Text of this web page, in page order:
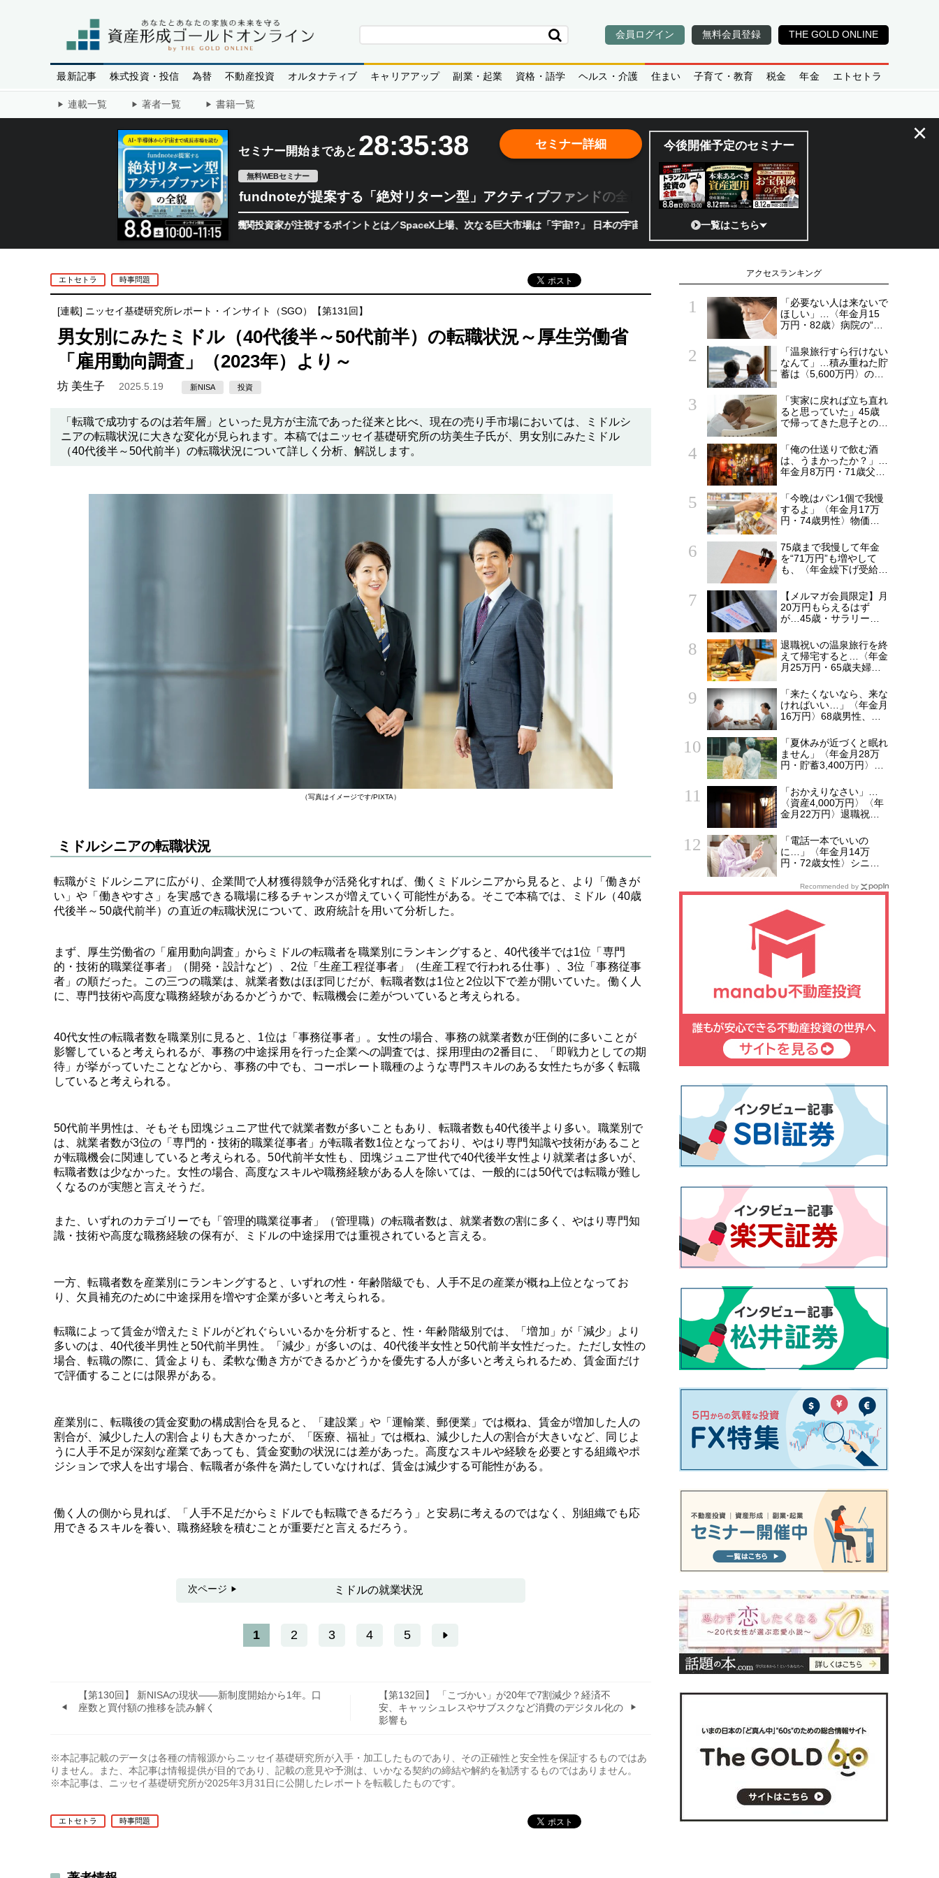
会員ログイン 無料会員登録 THE GOLD ONLINE
最新記事 株式投資・投信 為替 不動産投資 オルタナティブ キャリアアップ 副業・起業 資格・語学 ヘルス・介護 住まい 子育て・教育 税金 年金 エトセトラ
連載一覧 著者一覧 書籍一覧
セミナー開始まであと 28:35:37
無料WEBセミナー
fundnoteが提案する「絶対リターン型」アクティブファンドの全貌
半導体相場は次のステージへ。今、機関投資家が注視するポイントとは／SpaceX上場、次なる巨大市場は「宇宙!?」 日本の宇宙ベンチャーのココがスゴイ！／補助金から実需へ、知られざる宇宙産業の構
セミナー詳細 今後開催予定のセミナー
一覧はこちら
×
エトセトラ 時事問題
[連載] ニッセイ基礎研究所レポート・インサイト（SGO）【第131回】
男女別にみたミドル（40代後半～50代前半）の転職状況～厚生労働省
「雇用動向調査」（2023年）より～
坊 美生子 2025.5.19 新NISA 投資
「転職で成功するのは若年層」といった見方が主流であった従来と比べ、現在の売り手市場においては、ミドルシ
ニアの転職状況に大きな変化が見られます。本稿ではニッセイ基礎研究所の坊美生子氏が、男女別にみたミドル
（40代後半～50代前半）の転職状況について詳しく分析、解説します。
（写真はイメージです/PIXTA）
ミドルシニアの転職状況
転職がミドルシニアに広がり、企業間で人材獲得競争が活発化すれば、働くミドルシニアから見ると、より「働きが
い」や「働きやすさ」を実感できる職場に移るチャンスが増えていく可能性がある。そこで本稿では、ミドル（40歳
代後半～50歳代前半）の直近の転職状況について、政府統計を用いて分析した。
まず、厚生労働省の「雇用動向調査」からミドルの転職者を職業別にランキングすると、40代後半では1位「専門
的・技術的職業従事者」（開発・設計など）、2位「生産工程従事者」（生産工程で行われる仕事）、3位「事務従事
者」の順だった。この三つの職業は、就業者数はほぼ同じだが、転職者数は1位と2位以下で差が開いていた。働く人
に、専門技術や高度な職務経験があるかどうかで、転職機会に差がついていると考えられる。
40代女性の転職者数を職業別に見ると、1位は「事務従事者」。女性の場合、事務の就業者数が圧倒的に多いことが
影響していると考えられるが、事務の中途採用を行った企業への調査では、採用理由の2番目に、「即戦力としての期
待」が挙がっていたことなどから、事務の中でも、コーポレート職種のような専門スキルのある女性たちが多く転職
していると考えられる。
50代前半男性は、そもそも団塊ジュニア世代で就業者数が多いこともあり、転職者数も40代後半より多い。職業別で
は、就業者数が3位の「専門的・技術的職業従事者」が転職者数1位となっており、やはり専門知識や技術があること
が転職機会に関連していると考えられる。50代前半女性も、団塊ジュニア世代で40代後半女性より就業者は多いが、
転職者数は少なかった。女性の場合、高度なスキルや職務経験がある人を除いては、一般的には50代では転職が難し
くなるのが実態と言えそうだ。
また、いずれのカテゴリーでも「管理的職業従事者」（管理職）の転職者数は、就業者数の割に多く、やはり専門知
識・技術や高度な職務経験の保有が、ミドルの中途採用では重視されていると言える。
一方、転職者数を産業別にランキングすると、いずれの性・年齢階級でも、人手不足の産業が概ね上位となってお
り、欠員補充のために中途採用を増やす企業が多いと考えられる。
転職によって賃金が増えたミドルがどれぐらいいるかを分析すると、性・年齢階級別では、「増加」が「減少」より
多いのは、40代後半男性と50代前半男性。「減少」が多いのは、40代後半女性と50代前半女性だった。ただし女性の
場合、転職の際に、賃金よりも、柔軟な働き方ができるかどうかを優先する人が多いと考えられるため、賃金面だけ
で評価することには限界がある。
産業別に、転職後の賃金変動の構成割合を見ると、「建設業」や「運輸業、郵便業」では概ね、賃金が増加した人の
割合が、減少した人の割合よりも大きかったが、「医療、福祉」では概ね、減少した人の割合が大きいなど、同じよ
うに人手不足が深刻な産業であっても、賃金変動の状況には差があった。高度なスキルや経験を必要とする組織やポ
ジションで求人を出す場合、転職者が条件を満たしていなければ、賃金は減少する可能性がある。
働く人の側から見れば、「人手不足だからミドルでも転職できるだろう」と安易に考えるのではなく、別組織でも応
用できるスキルを養い、職務経験を積むことが重要だと言えるだろう。
次ページ ミドルの就業状況
1 2 3 4 5
【第130回】 新NISAの現状――新制度開始から1年。口
座数と買付額の推移を読み解く
【第132回】 「こづかい」が20年で7割減少？経済不
安、キャッシュレスやサブスクなど消費のデジタル化の
影響も
※本記事記載のデータは各種の情報源からニッセイ基礎研究所が入手・加工したものであり、その正確性と安全性を保証するものではあ
りません。また、本記事は情報提供が目的であり、記載の意見や予測は、いかなる契約の締結や解約を勧誘するものではありません。
※本記事は、ニッセイ基礎研究所が2025年3月31日に公開したレポートを転載したものです。
エトセトラ 時事問題
アクセスランキング
「必要ない人は来ないで
ほしい」…〈年金月15
万円・82歳〉病院の“常
られた20代会社員の本
音。それでも通い続ける
理由
「温泉旅行すら行けない
なんて」…積み重ねた貯
蓄は〈5,600万円〉の68
を貯めたはずが「馬鹿だ
った」肩を落とす理由
「実家に戻れば立ち直れ
ると思っていた」45歳
で帰ってきた息子との同
万円・75歳母〉が漏ら
した本音
「俺の仕送りで飲む酒
は、うまかったか？」…
年金月8万円・71歳父を
助〉が途絶えた夜
「今晩はパン1個で我慢
するよ」〈年金月17万
円・74歳男性〉物価高
食卓”
75歳まで我慢して年金
を“71万円”も増やして
も、〈年金繰下げ受給〉
偶者が年下の人」「定年
後も働く人」「特別な年
金を受け取れる人」
【CFPが解説】
【メルマガ会員限定】月
20万円もらえるはず
が…45歳・サラリーマ
抱いた違和感。「年金ル
ール」知らずにそのまま
20年…65歳で受け取る
ことになる年金額に唖然
退職祝いの温泉旅行を終
えて帰宅すると…〈年金
月25万円・65歳夫婦〉
母の「今日からここに住
ませて」に絶句
「来たくないなら、来な
ければいい…」〈年金月
16万円〉68歳男性、家
ずが、夫婦2人寂しく食
卓を囲むワケ
「夏休みが近づくと眠れ
ません」〈年金月28万
円・貯蓄3,400万円〉60
滞在”する長男一家に怯
えるワケ
「おかえりなさい」…
〈資産4,000万円〉〈年
金月22万円〉退職祝い
行」から帰国した65歳
夫婦。余韻を吹き飛ばし
た“破綻の影”
「電話一本でいいの
に…」〈年金月14万
円・72歳女性〉シニア
家族からの連絡
Recommended by